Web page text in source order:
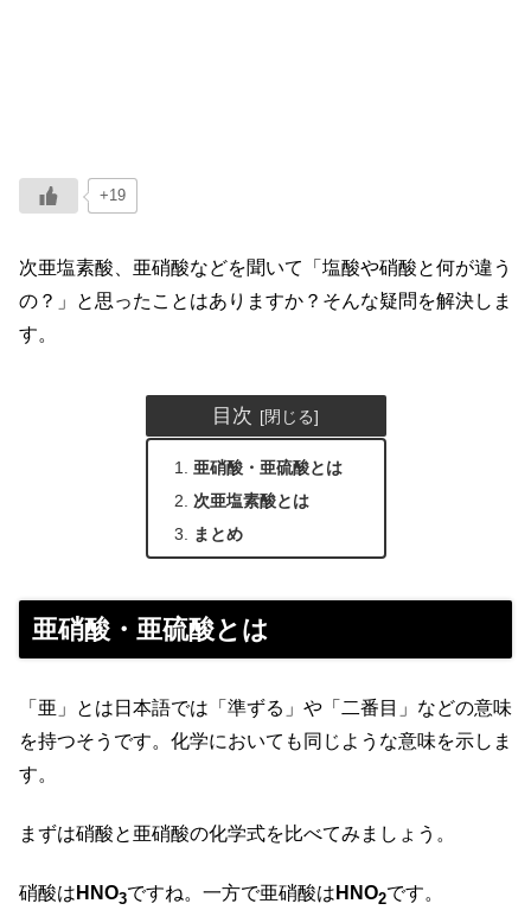
+19
次亜塩素酸、亜硝酸などを聞いて「塩酸や硝酸と何が違う
の？」と思ったことはありますか？そんな疑問を解決しま
す。
目次
亜硝酸・亜硫酸とは
次亜塩素酸とは
まとめ
亜硝酸・亜硫酸とは
「亜」とは日本語では「準ずる」や「二番目」などの意味
を持つそうです。化学においても同じような意味を示しま
す。
まずは硝酸と亜硝酸の化学式を比べてみましょう。
硝酸は HNO3ですね。一方で亜硝酸は HNO2です。